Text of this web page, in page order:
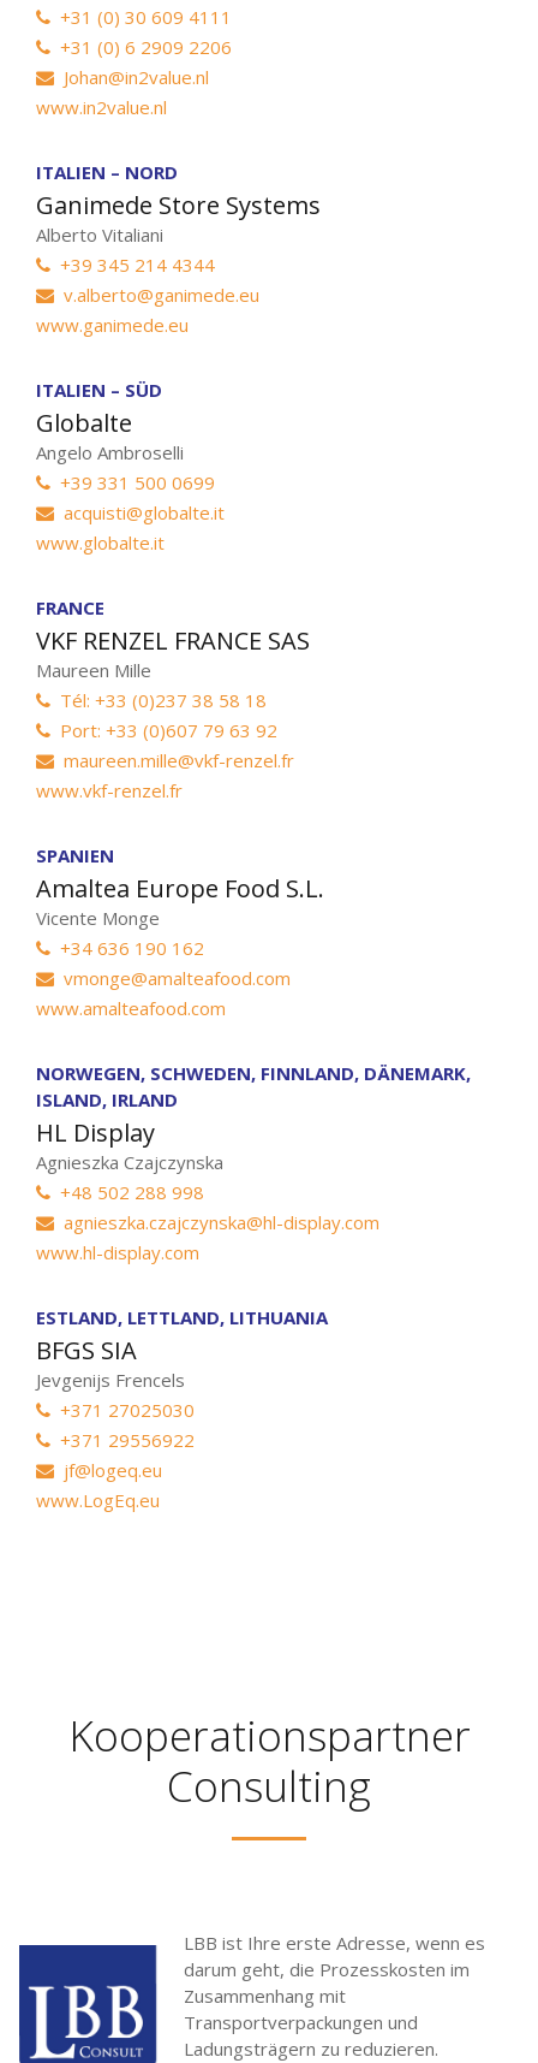
+31 (0) 30 609 4111
+31 (0) 6 2909 2206
Johan@in2value.nl
www.in2value.nl
ITALIEN – NORD
Ganimede Store Systems
Alberto Vitaliani
+39 345 214 4344
v.alberto@ganimede.eu
www.ganimede.eu
ITALIEN – SÜD
Globalte
Angelo Ambroselli
+39 331 500 0699
acquisti@globalte.it
www.globalte.it
FRANCE
VKF RENZEL FRANCE SAS
Maureen Mille
Tél: +33 (0)237 38 58 18
Port: +33 (0)607 79 63 92
maureen.mille@vkf-renzel.fr
www.vkf-renzel.fr
SPANIEN
Amaltea Europe Food S.L.
Vicente Monge
+34 636 190 162
vmonge@amalteafood.com
www.amalteafood.com
NORWEGEN, SCHWEDEN, FINNLAND, DÄNEMARK,
ISLAND, IRLAND
HL Display
Agnieszka Czajczynska
+48 502 288 998
agnieszka.czajczynska@hl-display.com
www.hl-display.com
ESTLAND, LETTLAND, LITHUANIA
BFGS SIA
Jevgenijs Frencels
+371 27025030
+371 29556922
jf@logeq.eu
www.LogEq.eu
Kooperationspartner
Consulting
LBB ist Ihre erste Adresse, wenn es
darum geht, die Prozesskosten im
Zusammenhang mit
Transportverpackungen und
Ladungsträgern zu reduzieren.